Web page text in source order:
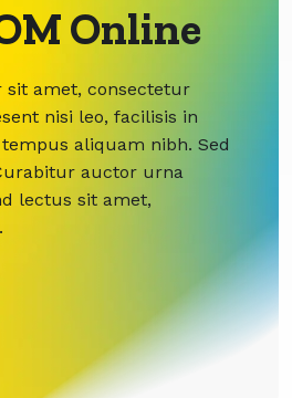
Online
amet, consectetur
nisi leo, facilisis in
aliquam nibh. Sed
auctor urna
lectus sit amet,